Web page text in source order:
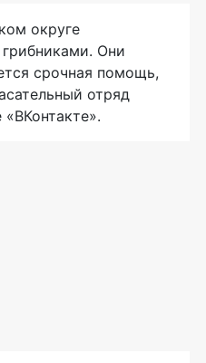
округе
Они
срочная помощь,
отряд